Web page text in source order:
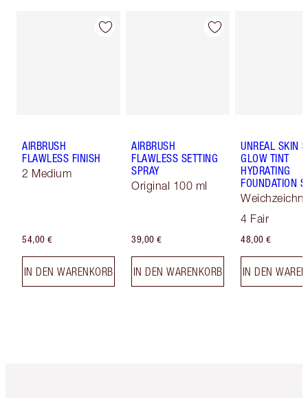
AIRBRUSH
FLAWLESS FINISH
2 Medium
54,00 €
IN DEN WARENKORB
AIRBRUSH
FLAWLESS SETTING
SPRAY
Original 100 ml
39,00 €
IN DEN WARENKORB
UNREAL SKIN
GLOW TINT
HYDRATING
FOUNDATION
4 Fair
48,00 €
IN DEN